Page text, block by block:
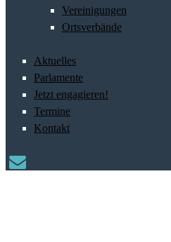
Vereinigungen
Ortsverbände
Aktuelles
Parlamente
Jetzt engagieren!
Termine
Kontakt